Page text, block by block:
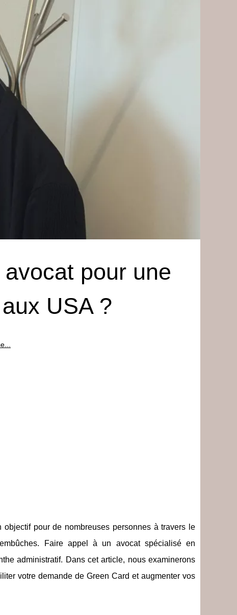
pour une
USA ?
pour de nombreuses personnes à travers le
Faire appel à un avocat spécialisé en
administratif. Dans cet article, nous examinerons
votre demande de Green Card et augmenter vos